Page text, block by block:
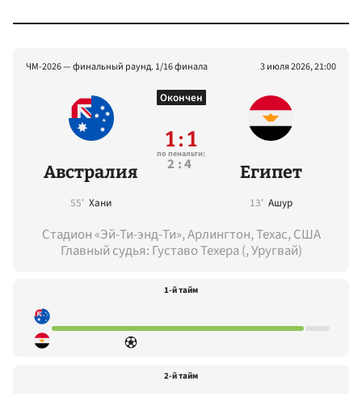
ЧМ-2026 — финальный раунд. 1/16 финала 3 июля 2026, 21:00
Австралия
55' Хани
Окончен
1 : 1
по пенальти:
2:4 Египет
13' Ашур
Стадион «Эй-Ти-энд-Ти», Арлингтон, Техас, США
Главный судья: Густаво Техера (, Уругвай)
1-й тайм
2-й тайм